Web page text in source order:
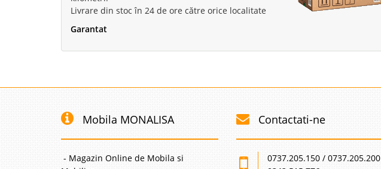
Livrare din stoc în 24 de ore către orice localitate
Garantat
Mobila MONALISA
- Magazin Online de Mobila si
Contactati-ne
0737.205.150 / 0737.205.200